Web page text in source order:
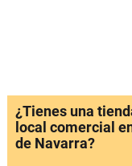
¿Tienes una
local comercial
de Navarra?